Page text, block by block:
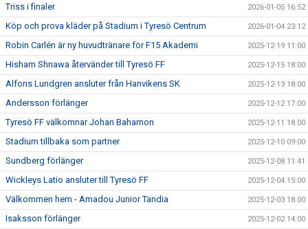
Triss i finaler 2026-01-05 16:52
Köp och prova kläder på Stadium i Tyresö Centrum 2026-01-04 23:12
Robin Carlén är ny huvudtränare för F15 Akademi 2025-12-19 11:00
Hisham Shnawa återvänder till Tyresö FF 2025-12-15 18:00
Alfons Lundgren ansluter från Hanvikens SK 2025-12-13 18:00
Andersson förlänger 2025-12-12 17:00
Tyresö FF välkomnar Johan Bahamon 2025-12-11 18:00
Stadium tillbaka som partner 2025-12-10 09:00
Sundberg förlänger 2025-12-08 11:41
Wickleys Latio ansluter till Tyresö FF 2025-12-04 15:00
Välkommen hem - Amadou Junior Tandia 2025-12-03 18:00
Isaksson förlänger 2025-12-02 14:00